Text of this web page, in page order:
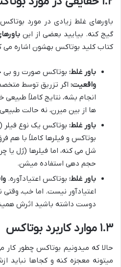
باورهای غلط زیادی در مورد
گیج کنه. بیایید بعضی از این
کتاب کلید بوتاکس بهشون اشاره می
باور غلط: بوتاکس صورت رو بی
واقعیت: اگر تزریق توسط
انجام بشه، نتایج کاملاً
ها از بین میرن، نه حالت
باور غلط: بوتاکس یک نوع فیلر
بوتاکس و فیلرها کاملاً با هم
شل می کنه، اما فیلرها (ژل یا
حجم دهی استفاده میشن.
باور غلط: بوتاکس اعتیادآوره.
اعتیادآور نیست. اما خب،
دوست داشته باشید اثرش
۱.۳ موارد کاربرد بوتاکس
حالا که میدونیم بوتاکس چطور کار
میتونه معجزه کنه و کجاها نباید